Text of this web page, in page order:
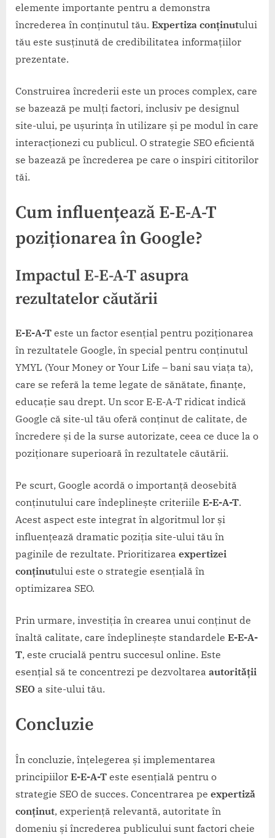
elemente importante pentru a demonstra
încrederea în conținutul tău. Expertiza conținutului
tău este susținută de credibilitatea informațiilor
prezentate.
Construirea încrederii este un proces complex, care
se bazează pe mulți factori, inclusiv pe designul
site-ului, pe ușurința în utilizare și pe modul în care
interacționezi cu publicul. O strategie SEO eficientă
se bazează pe încrederea pe care o inspiri cititorilor
tăi.
Cum influențează E-E-A-T
poziționarea în Google?
Impactul E-E-A-T asupra
rezultatelor căutării
E-E-A-T este un factor esențial pentru poziționarea
în rezultatele Google, în special pentru conținutul
YMYL (Your Money or Your Life – bani sau viața ta),
care se referă la teme legate de sănătate, finanțe,
educație sau drept. Un scor E-E-A-T ridicat indică
Google că site-ul tău oferă conținut de calitate, de
încredere și de la surse autorizate, ceea ce duce la o
poziționare superioară în rezultatele căutării.
Pe scurt, Google acordă o importanță deosebită
conținutului care îndeplinește criteriile E-E-A-T.
Acest aspect este integrat în algoritmul lor și
influențează dramatic poziția site-ului tău în
paginile de rezultate. Prioritizarea expertizei
conținutului este o strategie esențială în
optimizarea SEO.
Prin urmare, investiția în crearea unui conținut de
înaltă calitate, care îndeplinește standardele E-E-A-
T, este crucială pentru succesul online. Este
esențial să te concentrezi pe dezvoltarea autorității
SEO a site-ului tău.
Concluzie
În concluzie, înțelegerea și implementarea
principiilor E-E-A-T este esențială pentru o
strategie SEO de succes. Concentrarea pe expertiză
conținut, experiență relevantă, autoritate în
domeniu și încrederea publicului sunt factori cheie